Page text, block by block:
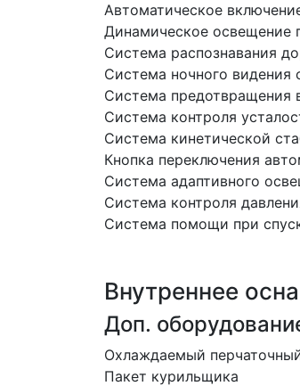
Автоматическое
Динамическое освещение
Система распознавания
Система ночного видения
Система предотвращения
Система контроля
Система кинетической
Кнопка переключения
Система адаптивного
Система контроля
Система помощи при
Внутреннее
Доп.
Охлаждаемый
Пакет курильщика